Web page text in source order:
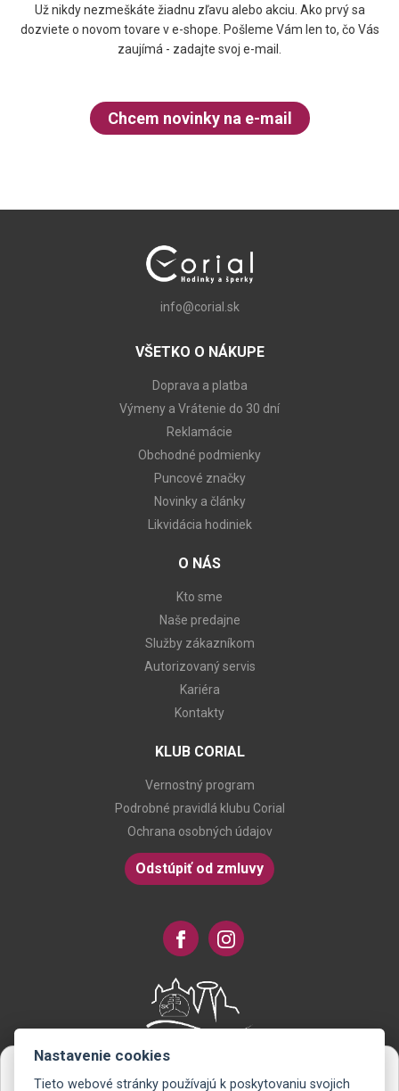
Už nikdy nezmeškáte žiadnu zľavu alebo akciu. Ako prvý sa
dozviete o novom tovare v e-shope. Pošleme Vám len to, čo Vás
zaujímá - zadajte svoj e-mail.
Chcem novinky na e-mail
info@corial.sk
VŠETKO O NÁKUPE
Doprava a platba
Výmeny a Vrátenie do 30 dní
Reklamácie
Obchodné podmienky
Puncové značky
Novinky a články
Likvidácia hodiniek
O NÁS
Kto sme
Naše predajne
Služby zákazníkom
Autorizovaný servis
Kariéra
Kontakty
KLUB CORIAL
Vernostný program
Podrobné pravidlá klubu Corial
Ochrana osobných údajov
Odstúpiť od zmluvy
Nastavenie cookies
Tieto webové stránky používajú k poskytovaniu svojich